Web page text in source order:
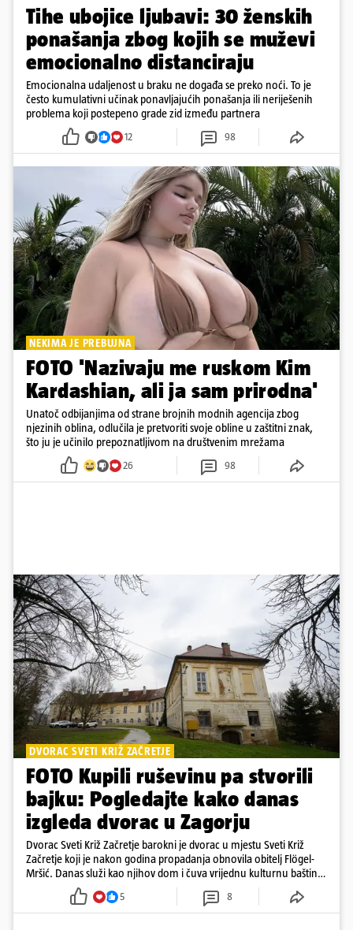
Tihe ubojice ljubavi: 30 ženskih
ponašanja zbog kojih se muževi
emocionalno distanciraju
Emocionalna udaljenost u braku ne događa se preko noći. To je
često kumulativni učinak ponavljajućih ponašanja ili neriješenih
problema koji postepeno grade zid između partnera
12 98
NEKIMA JE PREBUJNA
FOTO 'Nazivaju me ruskom Kim
Kardashian, ali ja sam prirodna'
Unatoč odbijanjima od strane brojnih modnih agencija zbog
njezinih oblina, odlučila je pretvoriti svoje obline u zaštitni znak,
što ju je učinilo prepoznatljivom na društvenim mrežama
26 98
DVORAC SVETI KRIŽ ZAČRETJE
FOTO Kupili ruševinu pa stvorili
bajku: Pogledajte kako danas
izgleda dvorac u Zagorju
Dvorac Sveti Križ Začretje barokni je dvorac u mjestu Sveti Križ
Začretje koji je nakon godina propadanja obnovila obitelj Flögel-
Mršić. Danas služi kao njihov dom i čuva vrijednu kulturnu baštinu
davno zaboravljenog vremena
5 8